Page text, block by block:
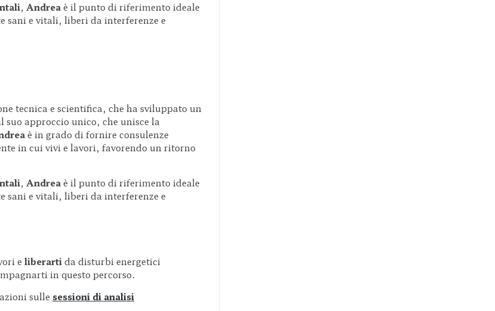
, Andreaè il punto di riferimento ideale
sani e vitali, liberi da interferenze e
tecnica e scientifica, che ha sviluppato un
approccio unico, che unisce la
è in grado di fornire consulenze
in cui vivi e lavori, favorendo un ritorno
, Andreaè il punto di riferimento ideale
sani e vitali, liberi da interferenze e
e liberarti da disturbi energetici
in questo percorso.
sulle sessioni di analisi